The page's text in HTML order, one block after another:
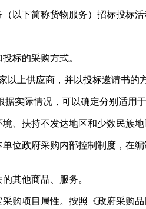
下简称货物服务）招标投标活
标的采购方式。
上供应商，并以投标邀请书的
际情况，可以确定分别适用于
扶持不发达地区和少数民族地
府采购内部控制制度，在编
其他商品、服务。
目属性。按照《政府采购品